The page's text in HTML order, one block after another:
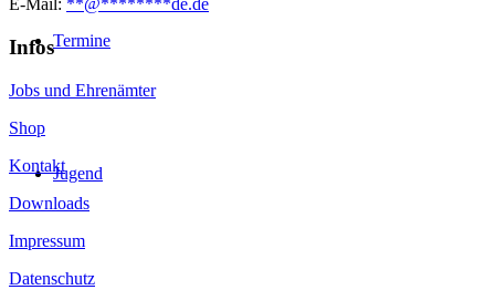
Termine
Jugend
E-Mail: **@********de.de
Infos
Jobs und Ehrenämter
Shop
Kontakt
Downloads
Impressum
Datenschutz